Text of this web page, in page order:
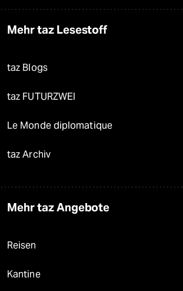
Mehr taz Lesestoff
taz Blogs
taz FUTURZWEI
Le Monde diplomatique
taz Archiv
Mehr taz Angebote
Reisen
Kantine